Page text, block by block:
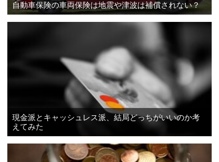
自動車保険の車両保険は地震や津波は補償されない？
現金派とキャッシュレス派、結局どっちがいいのか考
えてみた